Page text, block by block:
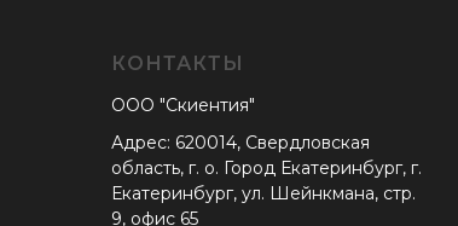
КОНТАКТЫ
ООО "Скиентия"
Адрес: 620014, Свердловская
область, г. о. Город Екатеринбург, г.
Екатеринбург, ул. Шейнкмана, стр.
9, офис 65